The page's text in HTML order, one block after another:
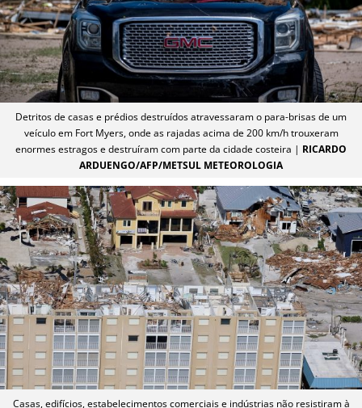
Detritos de casas e prédios destruídos atravessaram o para-brisas de um
veículo em Fort Myers, onde as rajadas acima de 200 km/h trouxeram
enormes estragos e destruíram com parte da cidade costeira | RICARDO
ARDUENGO/AFP/METSUL METEOROLOGIA
Casas, edifícios, estabelecimentos comerciais e indústrias não resistiram à